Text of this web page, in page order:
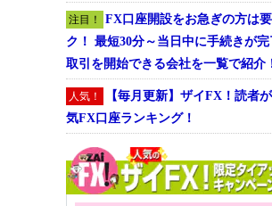
注目！
FX口座開設をお急ぎの方は
ク！ 最短30分～当日中に手続きが
取引を開始できる会社を一覧で紹介
人気！
【毎月更新】ザイFX！読者
気FX口座ランキング！